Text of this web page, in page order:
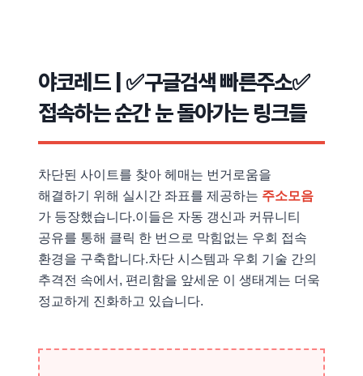
야코레드 | ✅구글검색 빠른주소✅
접속하는 순간 눈 돌아가는 링크들
차단된 사이트를 찾아 헤매는 번거로움을
해결하기 위해 실시간 좌표를 제공하는 주소모음
가 등장했습니다.이들은 자동 갱신과 커뮤니티
공유를 통해 클릭 한 번으로 막힘없는 우회 접속
환경을 구축합니다.차단 시스템과 우회 기술 간의
추격전 속에서, 편리함을 앞세운 이 생태계는 더욱
정교하게 진화하고 있습니다.